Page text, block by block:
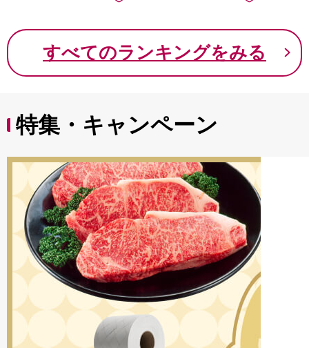
9000円 九千円
すべてのランキングをみる
特集・キャンペーン